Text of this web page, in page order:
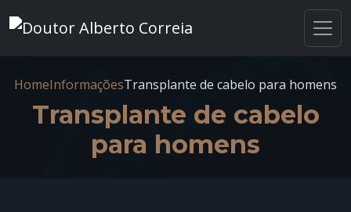
HomeInformaçõesTransplante de cabelo para homens
Transplante de cabelo
para homens